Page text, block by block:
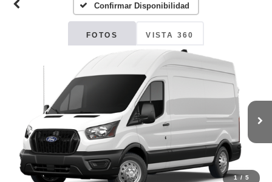
Confirmar Disponibilidad
FOTOS VISTA 360
1 / 5